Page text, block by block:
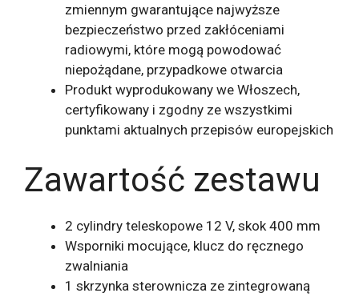
zmiennym gwarantujące najwyższe
bezpieczeństwo przed zakłóceniami
radiowymi, które mogą powodować
niepożądane, przypadkowe otwarcia
Produkt wyprodukowany we Włoszech,
certyfikowany i zgodny ze wszystkimi
punktami aktualnych przepisów europejskich
Zawartość zestawu
2 cylindry teleskopowe 12 V, skok 400 mm
Wsporniki mocujące, klucz do ręcznego
zwalniania
1 skrzynka sterownicza ze zintegrowaną